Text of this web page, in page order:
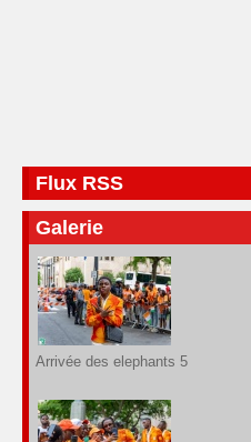
Flux RSS
Galerie
Arrivée des elephants 5